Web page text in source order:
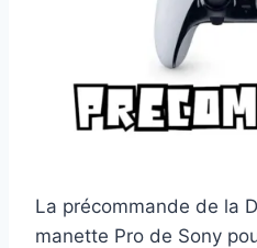
La précommande de la
manette Pro de Sony